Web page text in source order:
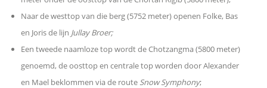
l
Naar de westtop van die berg (5752 meter) openen Folke, Bas
en Joris de lijn Jullay Broer;
Een tweede naamloze top wordt de Chotzangma (5800 meter)
genoemd, de oosttop en centrale top worden door Alexander
en Mael beklommen via de route Snow Symphony;